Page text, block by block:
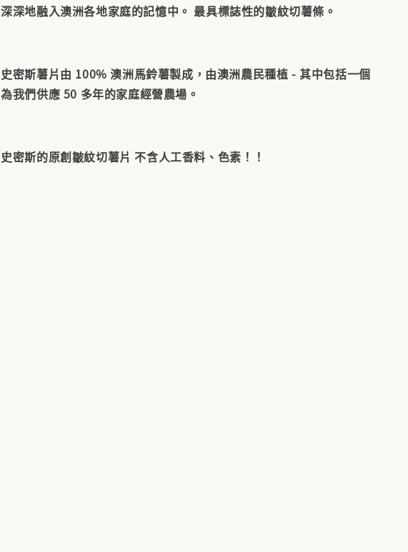
深深地融入澳洲各地家庭的記憶中。 最具標誌性的皺紋切薯條。
史密斯薯片由 100% 澳洲馬鈴薯製成，由澳洲農民種植 - 其中包括一個
為我們供應 50 多年的家庭經營農場。
史密斯的原創皺紋切薯片 不含人工香料、色素！！